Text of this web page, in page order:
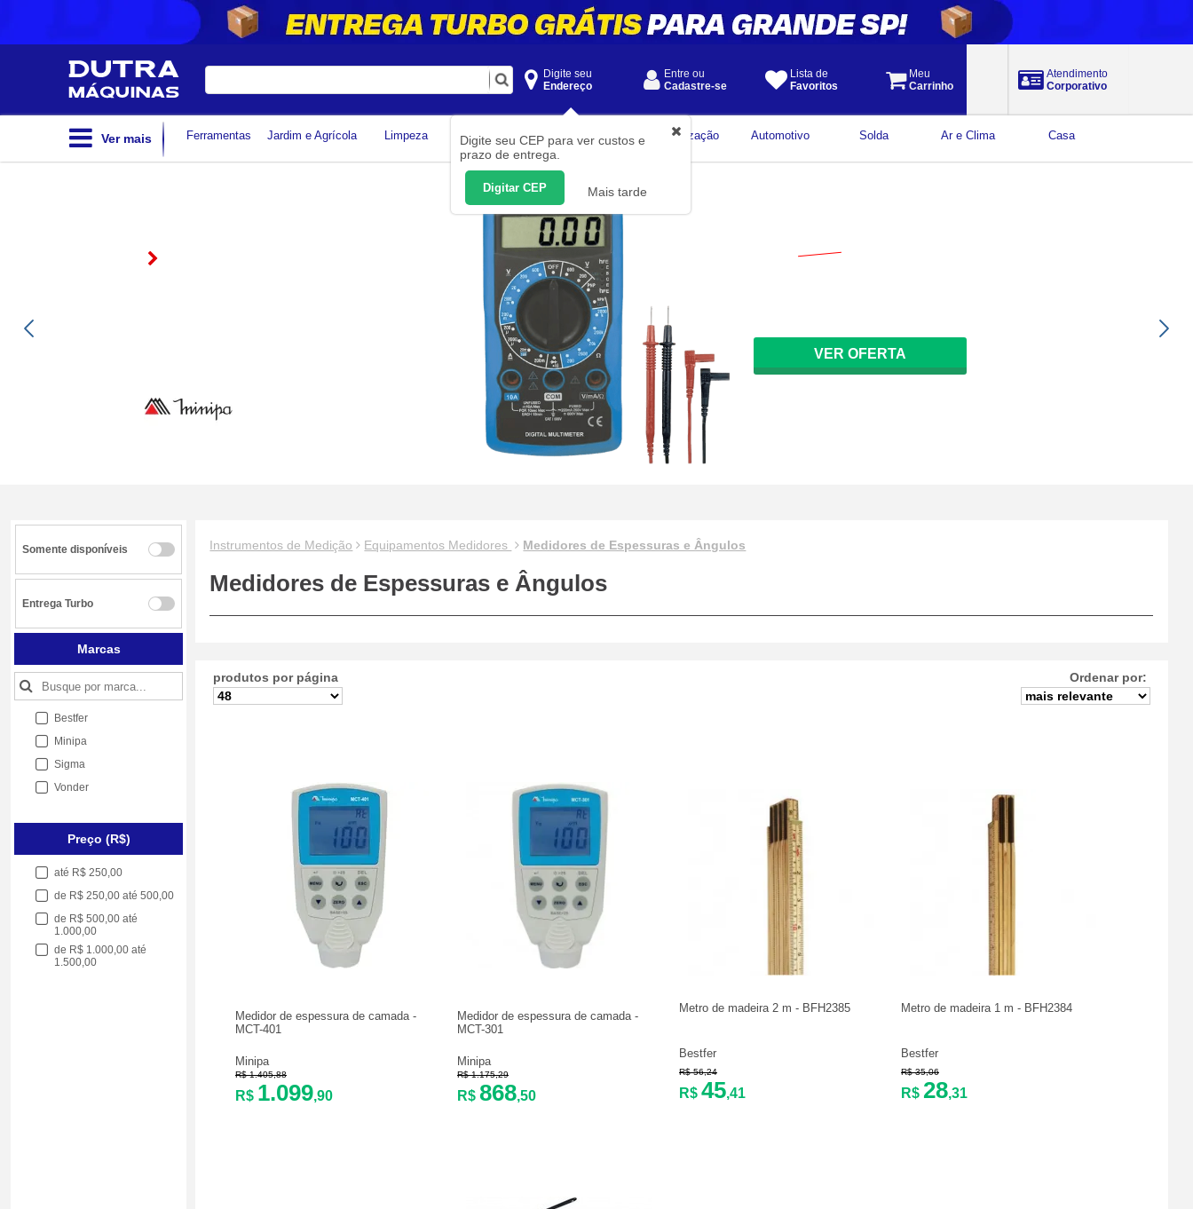
Digite
Digite seu
Endereço
Digite seu CEP para ver custos e
prazo de entrega.
Digitar CEP Mais tarde
Entre ou
Cadastre-se
Lista de
Favoritos
Meu
Carrinho
Atendimento
Corporativo
Ver mais Ferramentas Jardim e Agrícola Limpeza Construção Civil
Medição
Organização Automotivo Solda Ar e Clima Casa
104,12por
VER OFERTA
Somente disponíveis
Entrega Turbo
Marcas
Bestfer
Minipa
Sigma
Vonder
Preço (R$)
até R$ 250,00
de R$ 250,00 até 500,00
de R$ 500,00 até
1.000,00
de R$ 1.000,00 até
1.500,00
Instrumentos de Medição Equipamentos Medidores Medidores de Espessuras e Ângulos
Medidores de Espessuras e Ângulos
produtos por página Ordenar por:
Medidor de espessura de camada -
MCT-401
Minipa
R$ 1.405,88
R$ 1.099,90
Medidor de espessura de camada -
MCT-301
Minipa
R$ 1.175,29
R$ 868,50
Metro de madeira 2 m - BFH2385
Bestfer
R$ 56,24
R$ 45,41
Metro de madeira 1 m - BFH2384
Bestfer
R$ 35,06
R$ 28,31